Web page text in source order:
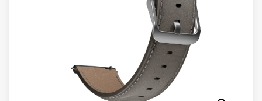
Electroménager